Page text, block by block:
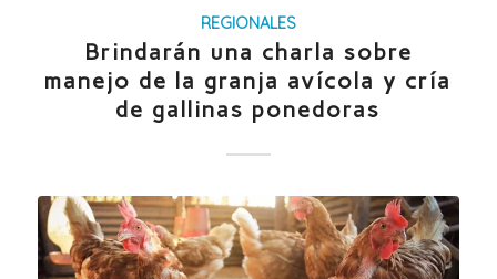
REGIONALES
Brindarán una charla sobre
manejo de la granja avícola y cría
de gallinas ponedoras